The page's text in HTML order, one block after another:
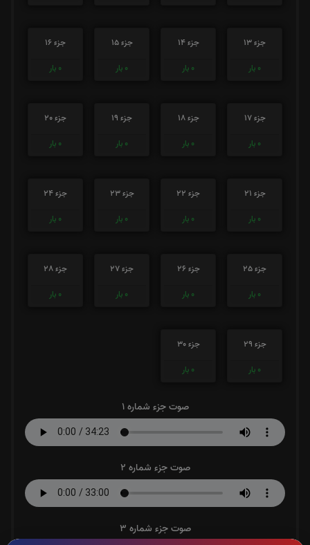
جزء 13
0 بار
جزء 14
0 بار
جزء 15
0 بار
جزء 16
0 بار
جزء 17
0 بار
جزء 18
0 بار
جزء 19
0 بار
جزء 20
0 بار
جزء 21
0 بار
جزء 22
0 بار
جزء 23
0 بار
جزء 24
0 بار
جزء 25
0 بار
جزء 26
0 بار
جزء 27
0 بار
جزء 28
0 بار
جزء 29
0 بار
جزء 30
0 بار
صوت جزء شماره 1
صوت جزء شماره 2
صوت جزء شماره 3